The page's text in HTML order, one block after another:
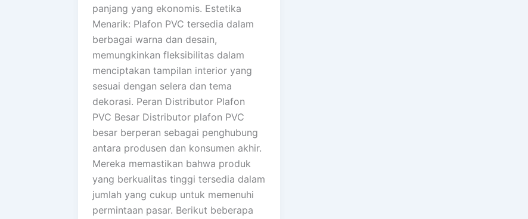
panjang yang ekonomis. Estetika
Menarik: Plafon PVC tersedia dalam
berbagai warna dan desain,
memungkinkan fleksibilitas dalam
menciptakan tampilan interior yang
sesuai dengan selera dan tema
dekorasi. Peran Distributor Plafon
PVC Besar Distributor plafon PVC
besar berperan sebagai penghubung
antara produsen dan konsumen akhir.
Mereka memastikan bahwa produk
yang berkualitas tinggi tersedia dalam
jumlah yang cukup untuk memenuhi
permintaan pasar. Berikut beberapa